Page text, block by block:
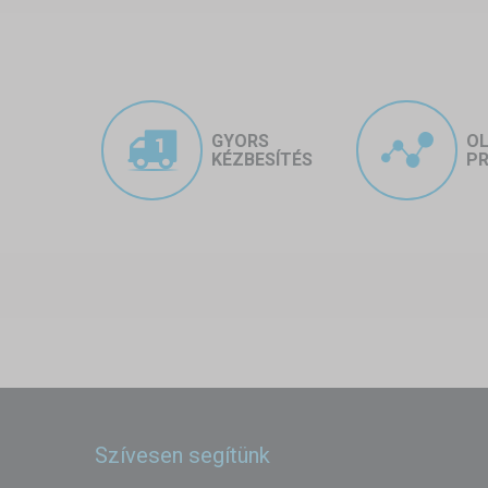
GYORS
KÉZBESÍTÉS
Szívesen segítünk